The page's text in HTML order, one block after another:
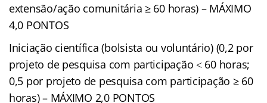
extensão/ação comunitária ≥ 60 horas) – MÁXIMO
4,0 PONTOS
Iniciação científica (bolsista ou voluntário) (0,2 por
projeto de pesquisa com participação ˂ 60 horas;
0,5 por projeto de pesquisa com participação ≥ 60
horas) – MÁXIMO 2,0 PONTOS